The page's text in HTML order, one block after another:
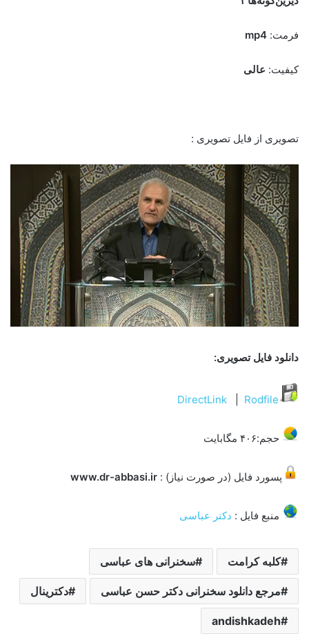
فرمت:
کیفیت: عالی
تصویری از فایل تصویری :
دانلود فایل تصویری:
DirectLink Rodfile
حجم:۴۰۶ مگابایت
پسورد فایل (در صورت نیاز) :
منبع فایل : دکتر عباسی
کلبه کرامت سخنرانی های عباسی
مرجع دانلود سخنرانی دکتر حسن عباسی دکترینال
andishkadeh